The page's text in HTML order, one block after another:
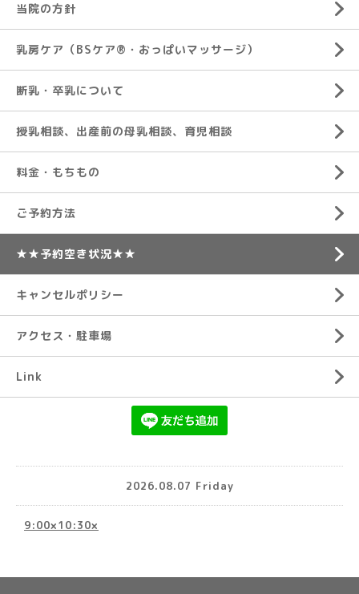
当院の方針
乳房ケア（BSケア®︎・おっぱいマッサージ）
断乳・卒乳について
授乳相談、出産前の母乳相談、育児相談
料金・もちもの
ご予約方法
★★予約空き状況★★
キャンセルポリシー
アクセス・駐車場
Link
2026.08.07 Friday
9:00×10:30×